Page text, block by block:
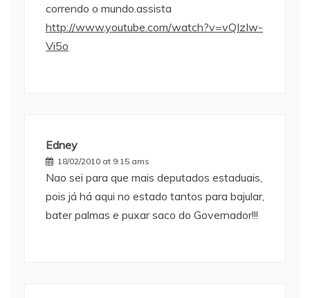
correndo o mundo.assista
http://www.youtube.com/watch?v=vQIzIw-
Vi5o
Edney
18/02/2010 at 9:15 ams
Nao sei para que mais deputados estaduais,
pois já há aqui no estado tantos para bajular,
bater palmas e puxar saco do Governador!!!